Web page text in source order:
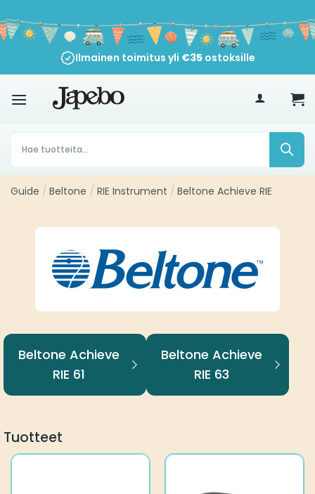
sisältöön
Ilmainen toimitus yli €35ostoksille
Products
search
Guide / Beltone / RIE Instrument / Beltone Achieve RIE
Beltone Achieve
RIE 61
Beltone Achieve
RIE 63
Tuotteet